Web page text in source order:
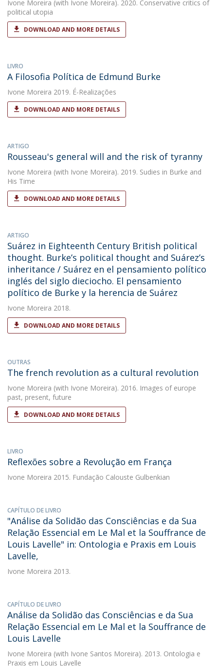
Ivone Moreira (with Ivone Moreira). 2020. Conservative critics of
political utopia
DOWNLOAD AND MORE DETAILS
LIVRO
A Filosofia Política de Edmund Burke
Ivone Moreira 2019. É-Realizações
DOWNLOAD AND MORE DETAILS
ARTIGO
Rousseau's general will and the risk of tyranny
Ivone Moreira (with Ivone Moreira). 2019. Sudies in Burke and
His Time
DOWNLOAD AND MORE DETAILS
ARTIGO
Suárez in Eighteenth Century British political
thought. Burke’s political thought and Suárez’s
inheritance / Suárez en el pensamiento político
inglés del siglo dieciocho. El pensamiento
político de Burke y la herencia de Suárez
Ivone Moreira 2018.
DOWNLOAD AND MORE DETAILS
OUTRAS
The french revolution as a cultural revolution
Ivone Moreira (with Ivone Moreira). 2016. Images of europe
past, present, future
DOWNLOAD AND MORE DETAILS
LIVRO
Reflexões sobre a Revolução em França
Ivone Moreira 2015. Fundação Calouste Gulbenkian
CAPÍTULO DE LIVRO
"Análise da Solidão das Consciências e da Sua
Relação Essencial em Le Mal et la Souffrance de
Louis Lavelle" in: Ontologia e Praxis em Louis
Lavelle,
Ivone Moreira 2013.
CAPÍTULO DE LIVRO
Análise da Solidão das Consciências e da Sua
Relação Essencial em Le Mal et la Souffrance de
Louis Lavelle
Ivone Moreira (with Ivone Santos Moreira). 2013. Ontologia e
Praxis em Louis Lavelle